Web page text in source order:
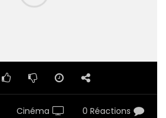
Cinéma 0 Réactions